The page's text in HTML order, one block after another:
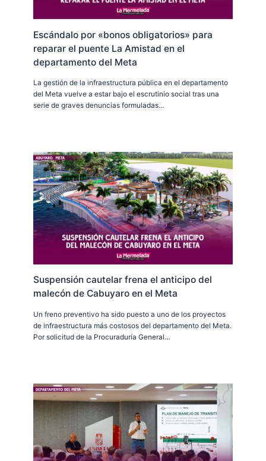
Escándalo por «bonos obligatorios» para
reparar el puente La Amistad en el
departamento del Meta
La gestión de la infraestructura pública en el departamento
del Meta vuelve a estar bajo el escrutinio social tras una
serie de graves denuncias formuladas…
Suspensión cautelar frena el anticipo del
malecón de Cabuyaro en el Meta
Un freno preventivo ha sido puesto a uno de los proyectos
de infraestructura más costosos del departamento del Meta.
Por solicitud de la Procuraduría General…